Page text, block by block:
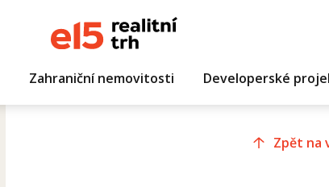
Zahraniční nemovitosti Developerské
Zpět na